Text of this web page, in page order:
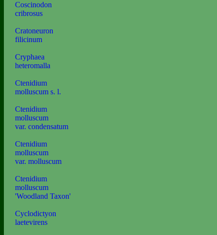
Coscinodon
cribrosus
Cratoneuron
filicinum
Cryphaea
heteromalla
Ctenidium
molluscum s. l.
Ctenidium
molluscum
var. condensatum
Ctenidium
molluscum
var. molluscum
Ctenidium
molluscum
'Woodland Taxon'
Cyclodictyon
laetevirens